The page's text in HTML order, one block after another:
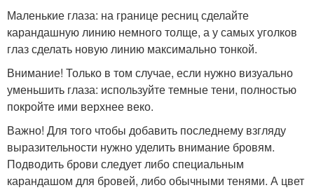
Маленькие глаза: на границе ресниц сделайте
карандашную линию немного толще, а у самых уголков
глаз сделать новую линию максимально тонкой.
Внимание! Только в том случае, если нужно визуально
уменьшить глаза: используйте темные тени, полностью
покройте ими верхнее веко.
Важно! Для того чтобы добавить последнему взгляду
выразительности нужно уделить внимание бровям.
Подводить брови следует либо специальным
карандашом для бровей, либо обычными тенями. А цвет